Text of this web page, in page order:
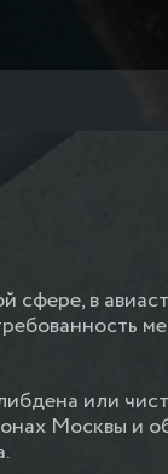
в
или
Москвы и